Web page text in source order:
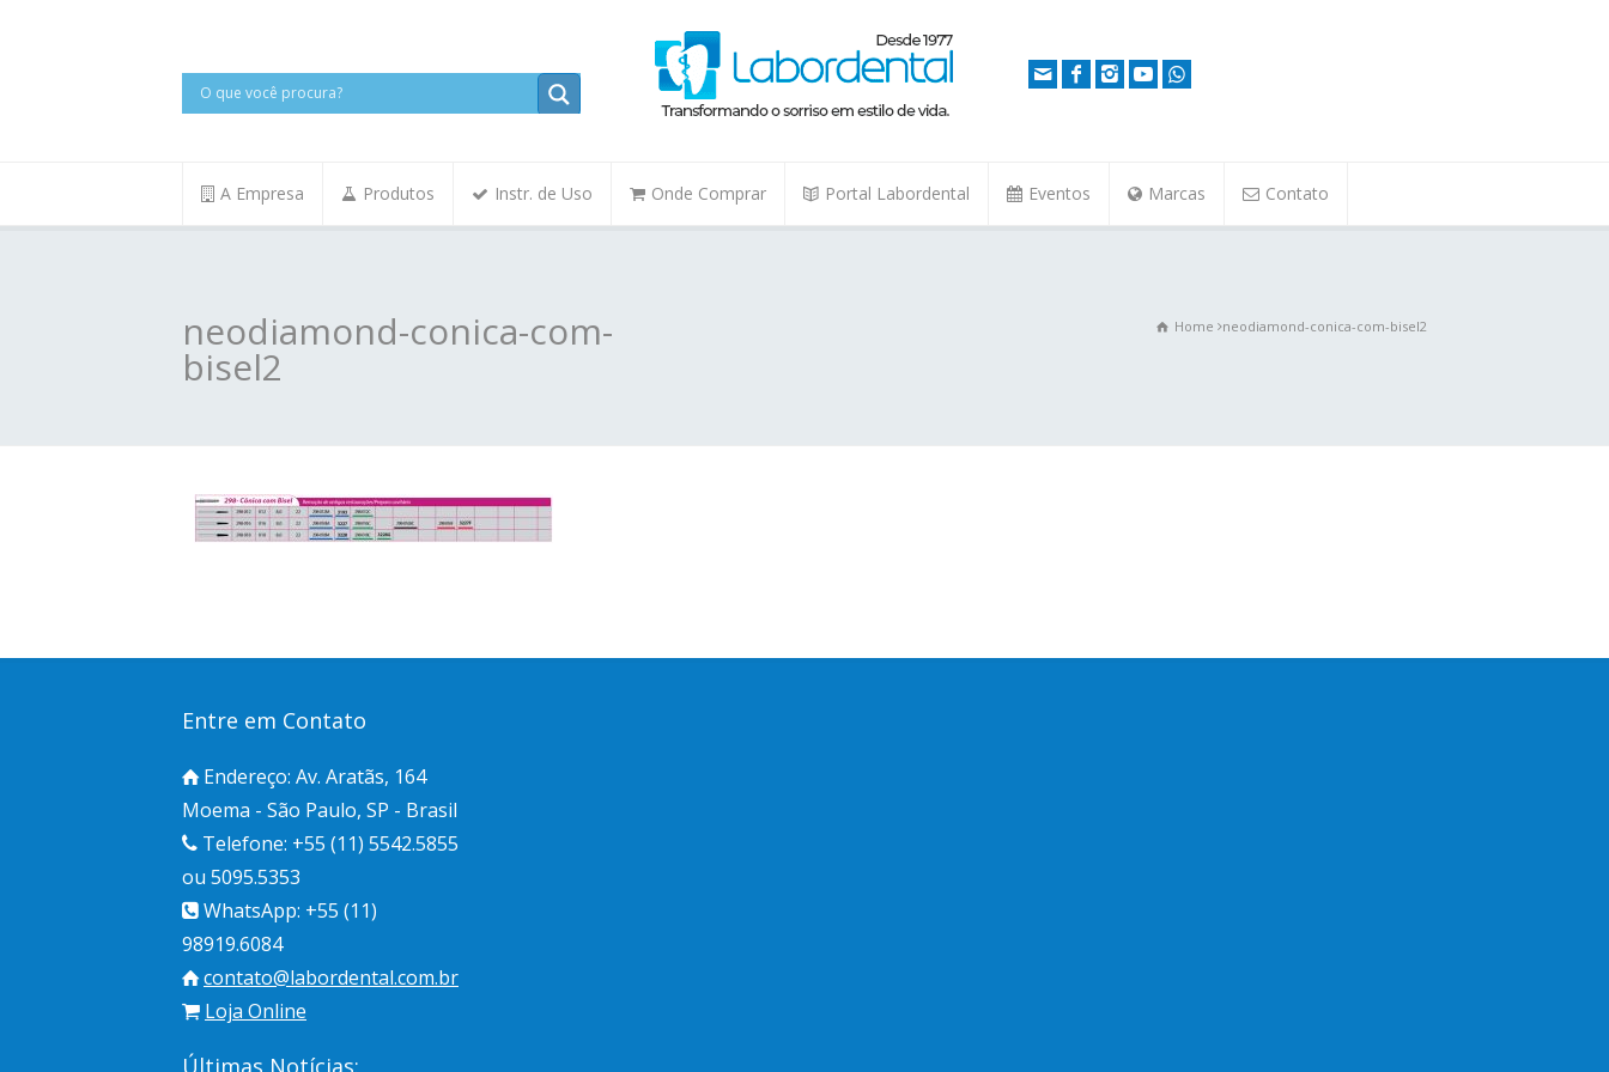
A Empresa Produtos Instr. de Uso Onde Comprar Portal Labordental Eventos Marcas Contato
neodiamond-conica-com-
bisel2
Home neodiamond-conica-com-bisel2
Entre em Contato
Endereço: Av. Aratãs, 164
Moema - São Paulo, SP - Brasil
Telefone: +55 (11) 5542.5855
ou 5095.5353
WhatsApp: +55 (11)
98919.6084
contato@labordental.com.br
Loja Online
Últimas Notícias: